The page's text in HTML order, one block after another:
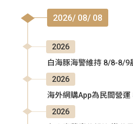
2026/ 08/ 08
2026
白海豚海警維持 8/8-8/9
2026
海外網購App為民間營
2026